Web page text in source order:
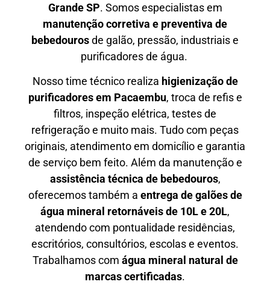
Grande SP. Somos especialistas em
manutenção corretiva e preventiva de
bebedourosde galão, pressão, industriais e
purificadores de água.
Nosso time técnico realiza higienização de
purificadores em Pacaembu, troca de refis e
filtros, inspeção elétrica, testes de
refrigeração e muito mais. Tudo com peças
originais, atendimento em domicílio e garantia
de serviço bem feito. Além da manutenção e
assistência técnica de bebedouros,
oferecemos também a entrega de galões de
água mineral retornáveis de 10L e 20L,
atendendo com pontualidade residências,
escritórios, consultórios, escolas e eventos.
Trabalhamos com água mineral natural de
marcas certificadas.